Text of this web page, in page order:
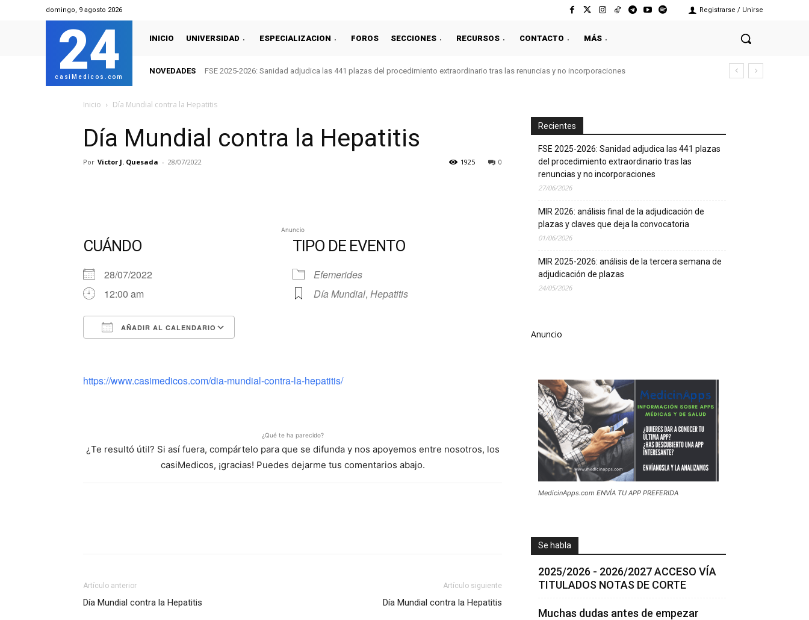
domingo, 9 agosto 2026 Registrarse / Unirse
24
casiMedicos.com
INICIO UNIVERSIDAD ESPECIALIZACION FOROS SECCIONES RECURSOS CONTACTO MÁS
NOVEDADES FSE 2025-2026: Sanidad adjudica las 441 plazas del procedimiento extraordinario tras las renuncias y no incorporaciones
Inicio Día Mundial contra la Hepatitis
Día Mundial contra la Hepatitis
Por Victor J. Quesada - 28/07/2022 0
1925
Anuncio
CUÁNDO
28/07/2022
12:00 am
AÑADIR AL CALENDARIO
TIPO DE EVENTO
Efemerides
Día Mundial, Hepatitis
https://www.casimedicos.com/dia-mundial-contra-la-hepatitis/
¿Qué te ha parecido?
¿Te resultó útil? Si así fuera, compártelo para que se difunda y nos apoyemos entre nosotros, los
casiMedicos, ¡gracias! Puedes dejarme tus comentarios abajo.
Artículo anterior
Día Mundial contra la Hepatitis
Artículo siguiente
Día Mundial contra la Hepatitis
Recientes
FSE 2025-2026: Sanidad adjudica las 441 plazas
del procedimiento extraordinario tras las
renuncias y no incorporaciones
27/06/2026
MIR 2026: análisis final de la adjudicación de
plazas y claves que deja la convocatoria
01/06/2026
MIR 2025-2026: análisis de la tercera semana de
adjudicación de plazas
24/05/2026
Anuncio
MedicinApps.com ENVÍA TU APP PREFERIDA
Se habla
2025/2026 - 2026/2027 ACCESO VÍA
TITULADOS NOTAS DE CORTE
Muchas dudas antes de empezar